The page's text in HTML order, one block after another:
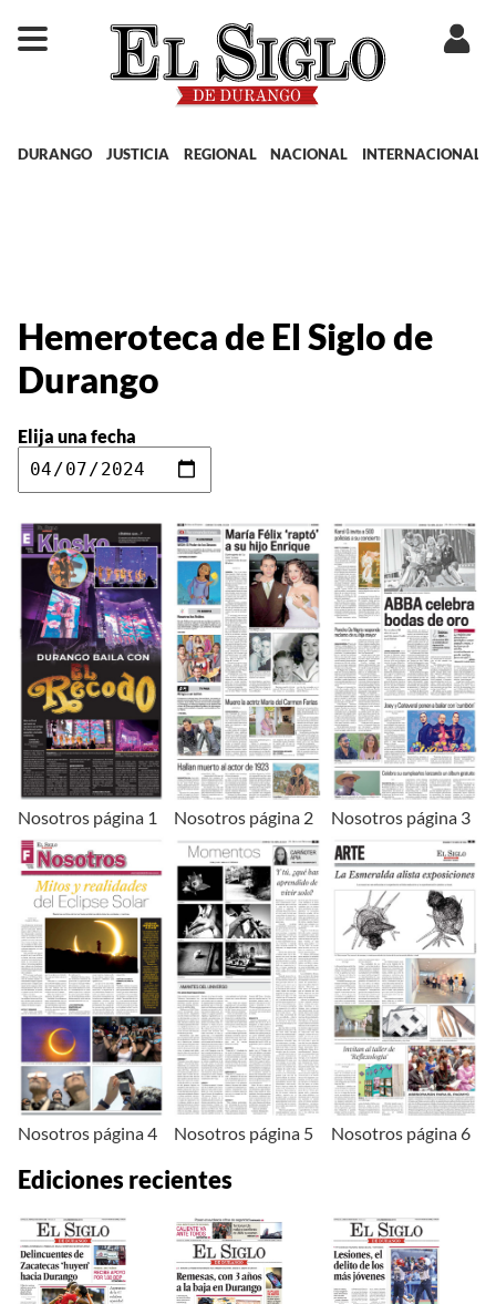
DURANGO JUSTICIA REGIONAL NACIONAL INTERNACIONAL
Hemeroteca de El Siglo de
Durango
Elija una fecha
Nosotros página 1 Nosotros página 2 Nosotros página 3
Nosotros página 4 Nosotros página 5 Nosotros página 6
Ediciones recientes